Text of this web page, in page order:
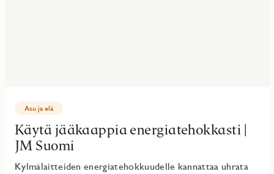
Asu ja elä
Käytä jääkaappia energiatehokkasti |
JM Suomi
Kylmälaitteiden energiatehokkuudelle kannattaa uhrata